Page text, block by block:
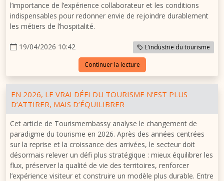
l’importance de l’expérience collaborateur et les conditions
indispensables pour redonner envie de rejoindre durablement
les métiers de l’hospitalité.
19/04/2026 10:42 L'industrie du tourisme
Continuer la lecture
EN 2026, LE VRAI DÉFI DU TOURISME N’EST PLUS
D’ATTIRER, MAIS D’ÉQUILIBRER
Cet article de Tourismembassy analyse le changement de
paradigme du tourisme en 2026. Après des années centrées
sur la reprise et la croissance des arrivées, le secteur doit
désormais relever un défi plus stratégique : mieux équilibrer les
flux, préserver la qualité de vie des territoires, renforcer
l’expérience visiteur et construire un modèle plus durable. Entre